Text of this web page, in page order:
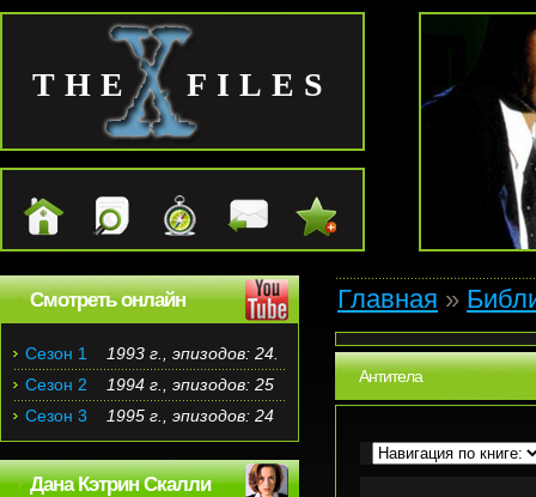
THE FILES
Главная »
Антитела
Смотреть онлайн
Сезон 1
1993 г., эпизодов: 24.
Сезон 2
1994 г., эпизодов: 25
Сезон 3
1995 г., эпизодов: 24
Дана Кэтрин Скалли